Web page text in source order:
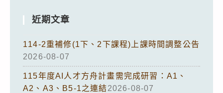
近期文章
114-2重補修(1下、2下課程)上課時間調整公告
2026-08-07
115年度AI人才方舟計畫需完成研習：A1、
A2、A3、B5-1之連結2026-08-07